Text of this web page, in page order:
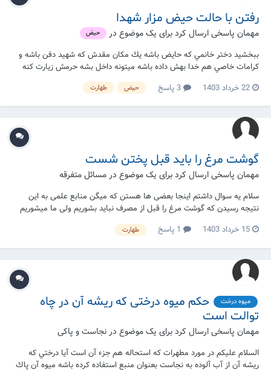
رفتن با حالت حیض مزار شهدا
مهمان پاسخی ارسال کرد برای یک موضوع در حیض
ببخشید دختر خانمي كه حايض باشه يك مكان مقدش كه شهيد دفن باشه و
كرامات خاصي هم خدا بهش داده باشه ميتونه داخل بشه حرمش زيارت كنه
22 خرداد 1403 حیض طهارت
گوشت مرغ را باید قبل پختن شست
مهمان پاسخی ارسال کرد برای یک موضوع درمسائل متفرقه
سلام یه سوال داشتم اینجا بعضی ها هستن که میگن منابع علمی به این
نتیجه رسیدن که گوشت مرغ را قبل از مصرف نباید بشوریم ولی ما میشوریم
اما کسایی هستن که میگن اونا راست میگن و نمیشورن میشه حکم شرعی این
موضوع را بیان بفرمایین ؟؟؟؟
15 خرداد 1403 طهارت
میوه درخت
حکم میوه درختی که ریشه آن در چاه
توالت است
مهمان پاسخی ارسال کرد برای یک موضوع در نجاست و پاکی
السلام عليكم در مورد مطهرات كه استحاله هم جزء آن است آيا درختي كه
ريشه آن از آب آلوده به نجاست بعنوان منبع استفاده كرده باشه ميوه آن پاك